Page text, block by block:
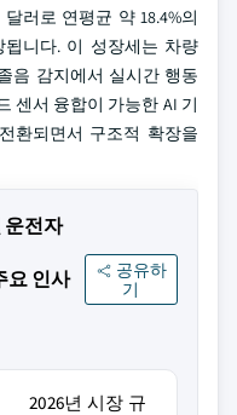
러로 연평균 약 18.4%의
됩니다. 이 성장세는 차량
음 감지에서 실시간 행동
센서 융합이 가능한 AI 기
환되면서 구조적 확장을
운전자
요 인사
공유하
기
2026년 시장 규